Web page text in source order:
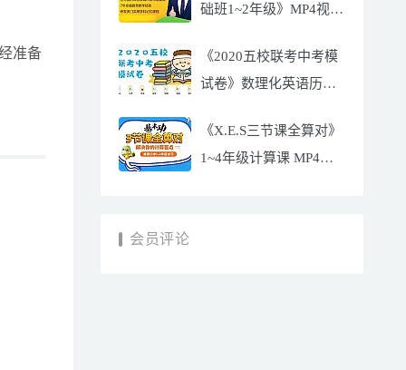
准备
础班1~2年级》MP4视频
《2020五校联考中考模
试卷》数理化英语历史
《X.E.S三节课全算对》
1~4年级计算课 MP4视
会员评论